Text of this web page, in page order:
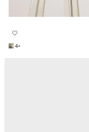
+4